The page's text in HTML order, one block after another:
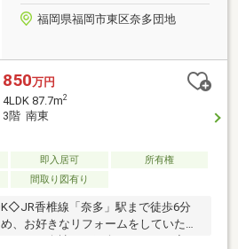
福岡県福岡市東区奈多団地
850万円
4LDK 87.7m2
3階 南東
即入居可
所有権
間取り図有り
香椎線「奈多」駅まで徒歩6分
、お好きなリフォームをしていただ
ーム会社のご紹介できます）◇平